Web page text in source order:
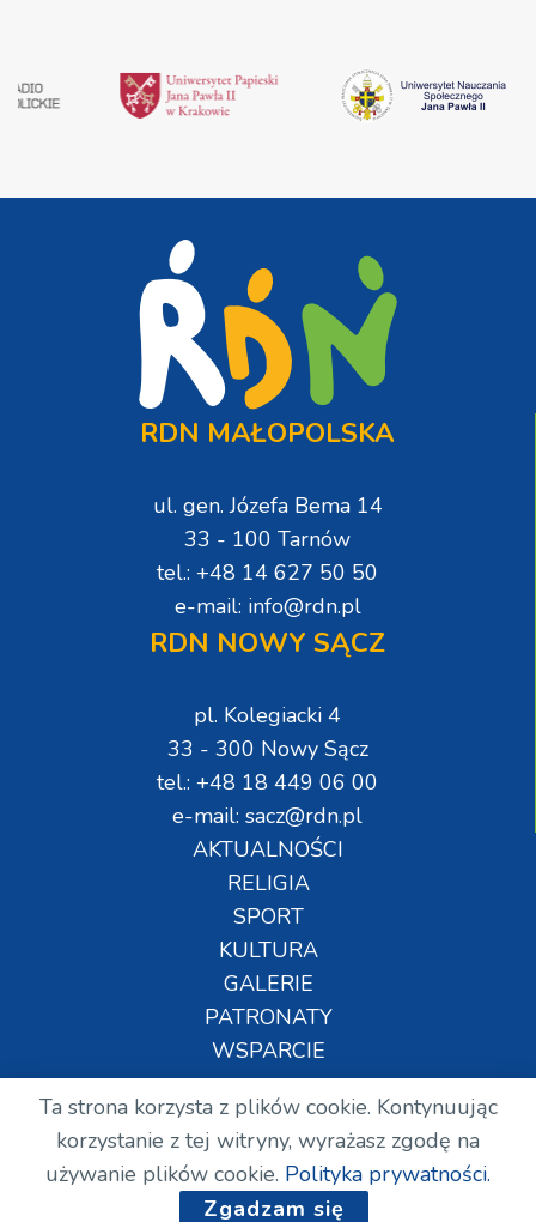
RDN MAŁOPOLSKA
ul. gen. Józefa Bema 14
33 - 100 Tarnów
tel.: +48 14 627 50 50
e-mail: info@rdn.pl
RDN NOWY SĄCZ
pl. Kolegiacki 4
33 - 300 Nowy Sącz
tel.: +48 18 449 06 00
e-mail: sacz@rdn.pl
AKTUALNOŚCI
RELIGIA
SPORT
KULTURA
GALERIE
PATRONATY
WSPARCIE
Copyright © Wszelkie prawa zastrzeżone. RDN.
2024.
Ta strona korzysta z plików cookie. Kontynuując
korzystanie z tej witryny, wyrażasz zgodę na
używanie plików cookie. Polityka prywatności.
Zgadzam się